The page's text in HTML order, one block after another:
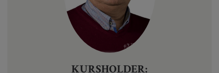
KURSHOLDER: